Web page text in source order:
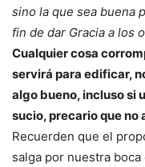
sino la que sea buena
fin de dar Gracia a los
Cualquier cosa
servirá para edificar,
algo bueno, incluso si
sucio, precario que no
Recuerden que el
salga por nuestra